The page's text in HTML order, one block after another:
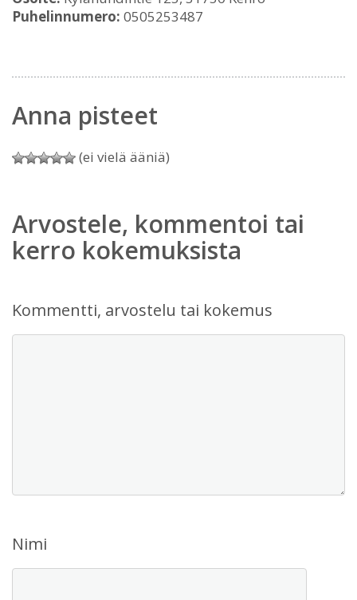
Puhelinnumero: 0505253487
Anna pisteet
(ei vielä ääniä)
Arvostele, kommentoi tai
kerro kokemuksista
Kommentti, arvostelu tai kokemus
Nimi